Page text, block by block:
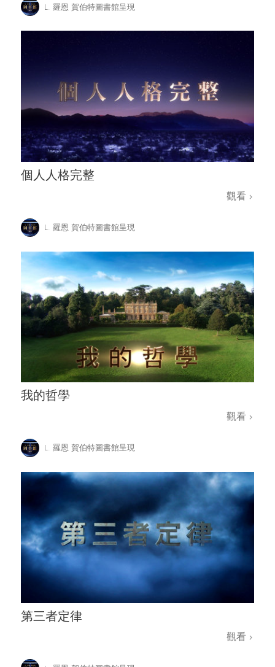
L. 羅恩 賀伯特圖書館呈現
個人人格完整
觀看
L. 羅恩 賀伯特圖書館呈現
我的哲學
觀看
L. 羅恩 賀伯特圖書館呈現
第三者定律
觀看